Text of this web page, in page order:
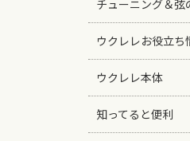
チューニング＆弦
ウクレレお役立ち
ウクレレ本体
知ってると便利